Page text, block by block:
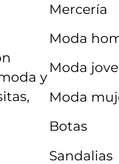
y
Mercería
Moda
Moda
Moda
Botas
Sandalias